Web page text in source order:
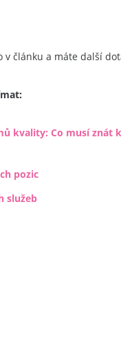
v článku a máte další
kvality: Co musí znát
pozic
služeb